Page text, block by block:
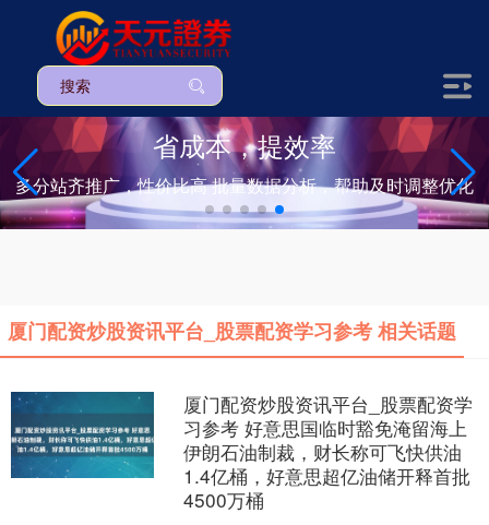
省成本，提效率
多分站齐推广，性价比高 批量数据分析，帮助及时调整优化
厦门配资炒股资讯平台_股票配资学习参考 相关话题
厦门配资炒股资讯平台_股票配资学
习参考 好意思国临时豁免淹留海上
伊朗石油制裁，财长称可飞快供油
1.4亿桶，好意思超亿油储开释首批
4500万桶